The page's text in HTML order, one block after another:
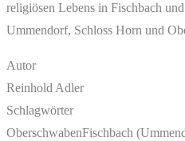
religiösen Lebens in Fischbach
Ummendorf, Schloss Horn und
Autor
Reinhold Adler
Schlagwörter
OberschwabenFischbach